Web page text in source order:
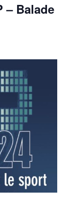
– Balade